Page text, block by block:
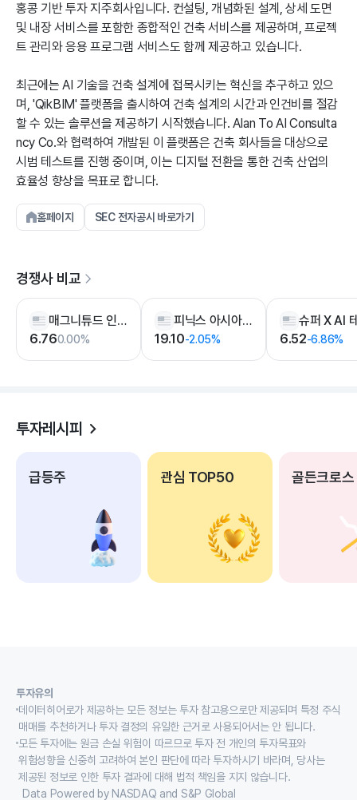
홍콩 기반 투자 지주회사입니다. 컨설팅, 개념화된 설계, 상세 도면
및 내장 서비스를 포함한 종합적인 건축 서비스를 제공하며, 프로젝
트 관리와 응용 프로그램 서비스도 함께 제공하고 있습니다.
최근에는 AI 기술을 건축 설계에 접목시키는 혁신을 추구하고 있으
며, 'QikBIM' 플랫폼을 출시하여 건축 설계의 시간과 인건비를 절감
할 수 있는 솔루션을 제공하기 시작했습니다. Alan To AI Consulta
ncy Co.와 협력하여 개발된 이 플랫폼은 건축 회사들을 대상으로
시범 테스트를 진행 중이며, 이는 디지털 전환을 통한 건축 산업의
효율성 향상을 목표로 합니다.
홈페이지 SEC 전자공시 바로가기
경쟁사 비교
매그니튜드 인터내셔널
6.760.00%
피닉스 아시아 홀딩스
19.10-2.05% 6.52-6.86%
투자레시피
급등주 관심 TOP50 골든크로스
투자유의
데이터히어로가 제공하는 모든 정보는 투자 참고용으로만 제공되며 특정 주식
매매를 추천하거나 투자 결정의 유일한 근거로 사용되어서는 안 됩니다.
모든 투자에는 원금 손실 위험이 따르므로 투자 전 개인의 투자목표와
위험성향을 신중히 고려하여 본인 판단에 따라 투자하시기 바라며, 당사는
제공된 정보로 인한 투자 결과에 대해 법적 책임을 지지 않습니다.
Data Powered by NASDAQ and S&P Global